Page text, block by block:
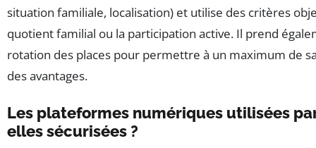
situation familiale, localisation) et utilise des critères
quotient familial ou la participation active. Il prend
rotation des places pour permettre à un maximum de
des avantages.
Les plateformes numériques utilisées
elles sécurisées ?